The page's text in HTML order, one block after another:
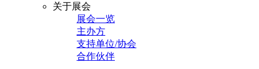
关于展会
展会一览
主办方
支持单位/协会
合作伙伴